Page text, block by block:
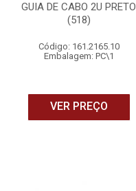
GUIA DE CABO 2U PRETO
(518)
Código: 161.2165.10
Embalagem: PC\1
VER PREÇO